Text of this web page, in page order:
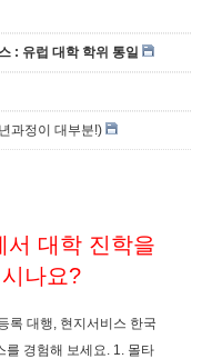
: 유럽 대학 학위 통일
과정이 대부분!)
서 대학 진학을
나요?
록 대행, 현지서비스 한국
를 경험해 보세요. 1. 몰타